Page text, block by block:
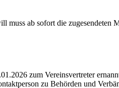
ab sofort die zugesendeten
zum Vereinsvertreter
zu Behörden und